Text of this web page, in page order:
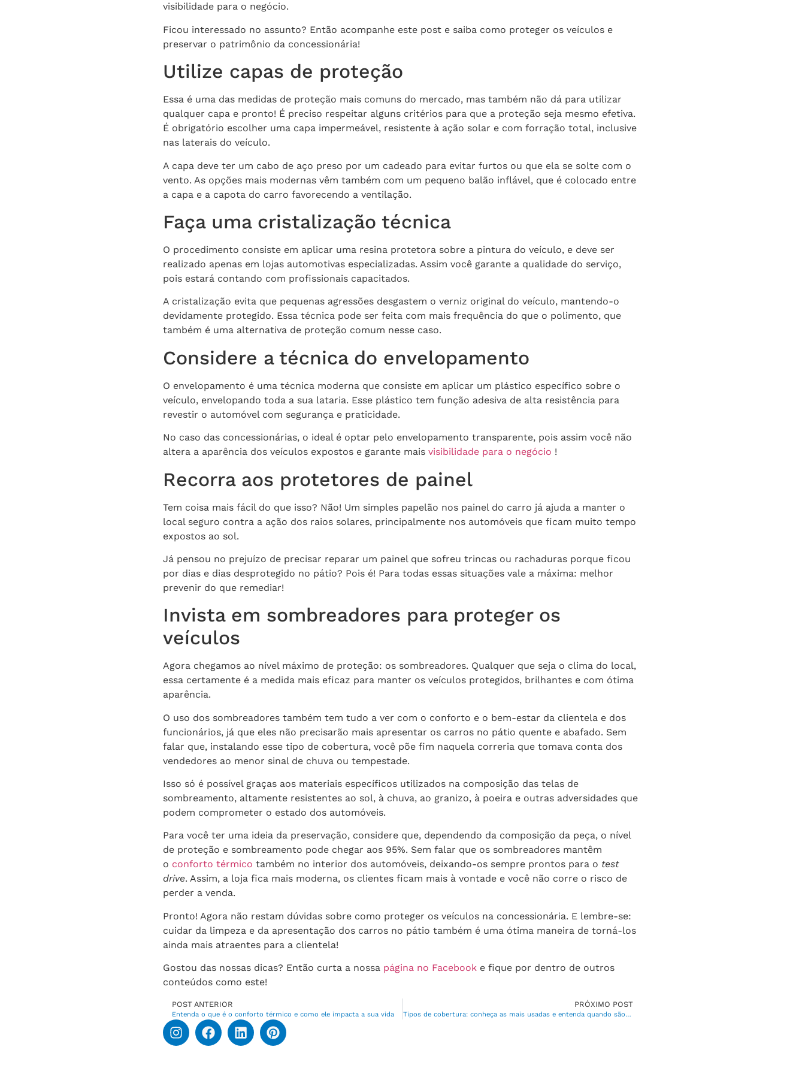
visibilidade para o negócio.
Ficou interessado no assunto? Então acompanhe este post e saiba como proteger os veículos e
preservar o patrimônio da concessionária!
Utilize capas de proteção
Essa é uma das medidas de proteção mais comuns do mercado, mas também não dá para utilizar
qualquer capa e pronto! É preciso respeitar alguns critérios para que a proteção seja mesmo efetiva.
É obrigatório escolher uma capa impermeável, resistente à ação solar e com forração total, inclusive
nas laterais do veículo.
A capa deve ter um cabo de aço preso por um cadeado para evitar furtos ou que ela se solte com o
vento. As opções mais modernas vêm também com um pequeno balão inflável, que é colocado entre
a capa e a capota do carro favorecendo a ventilação.
Faça uma cristalização técnica
O procedimento consiste em aplicar uma resina protetora sobre a pintura do veículo, e deve ser
realizado apenas em lojas automotivas especializadas. Assim você garante a qualidade do serviço,
pois estará contando com profissionais capacitados.
A cristalização evita que pequenas agressões desgastem o verniz original do veículo, mantendo-o
devidamente protegido. Essa técnica pode ser feita com mais frequência do que o polimento, que
também é uma alternativa de proteção comum nesse caso.
Considere a técnica do envelopamento
O envelopamento é uma técnica moderna que consiste em aplicar um plástico específico sobre o
veículo, envelopando toda a sua lataria. Esse plástico tem função adesiva de alta resistência para
revestir o automóvel com segurança e praticidade.
No caso das concessionárias, o ideal é optar pelo envelopamento transparente, pois assim você não
altera a aparência dos veículos expostos e garante mais visibilidade para o negócio !
Recorra aos protetores de painel
Tem coisa mais fácil do que isso? Não! Um simples papelão nos painel do carro já ajuda a manter o
local seguro contra a ação dos raios solares, principalmente nos automóveis que ficam muito tempo
expostos ao sol.
Já pensou no prejuízo de precisar reparar um painel que sofreu trincas ou rachaduras porque ficou
por dias e dias desprotegido no pátio? Pois é! Para todas essas situações vale a máxima: melhor
prevenir do que remediar!
Invista em sombreadores para proteger os
veículos
Agora chegamos ao nível máximo de proteção: os sombreadores. Qualquer que seja o clima do local,
essa certamente é a medida mais eficaz para manter os veículos protegidos, brilhantes e com ótima
aparência.
O uso dos sombreadores também tem tudo a ver com o conforto e o bem-estar da clientela e dos
funcionários, já que eles não precisarão mais apresentar os carros no pátio quente e abafado. Sem
falar que, instalando esse tipo de cobertura, você põe fim naquela correria que tomava conta dos
vendedores ao menor sinal de chuva ou tempestade.
Isso só é possível graças aos materiais específicos utilizados na composição das telas de
sombreamento, altamente resistentes ao sol, à chuva, ao granizo, à poeira e outras adversidades que
podem comprometer o estado dos automóveis.
Para você ter uma ideia da preservação, considere que, dependendo da composição da peça, o nível
de proteção e sombreamento pode chegar aos 95%. Sem falar que os sombreadores mantêm
o conforto térmico também no interior dos automóveis, deixando-os sempre prontos para o test
drive. Assim, a loja fica mais moderna, os clientes ficam mais à vontade e você não corre o risco de
perder a venda.
Pronto! Agora não restam dúvidas sobre como proteger os veículos na concessionária. E lembre-se:
cuidar da limpeza e da apresentação dos carros no pátio também é uma ótima maneira de torná-los
ainda mais atraentes para a clientela!
Gostou das nossas dicas? Então curta a nossa página no Facebook e fique por dentro de outros
conteúdos como este!
POST ANTERIOR
Entenda o que é o conforto térmico e como ele impacta a sua vida
PRÓXIMO POST
Tipos de cobertura: conheça as mais usadas e entenda quando são indicadas